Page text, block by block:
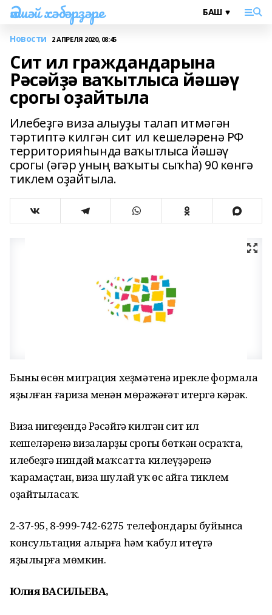
Әлшәй хәбәрҙәре
Новости 2 АПРЕЛЯ 2020, 08:45
Сит ил граждандарына
Рәсәйҙә ваҡытлыса йәшәү
срогы оҙайтыла
Илебеҙгә виза алыуҙы талап итмәгән
тәртиптә килгән сит ил кешеләренә РФ
территорияһында ваҡытлыса йәшәү
срогы (әгәр уның ваҡыты сыҡһа) 90 көнгә
тиклем оҙайтыла.
Бының өсөн миграция хеҙмәтенә ирекле формала
яҙылған ғариза менән мөрәжәғәт итергә кәрәк.
Виза нигеҙендә Рәсәйгә килгән сит ил
кешеләренә визаларҙың срогы бөткән осраҡта,
илебеҙгә ниндәй маҡсатта килеүҙәренә
ҡарамаҫтан, виза шулай уҡ өс айға тиклем
оҙайтыласаҡ.
2-37-95, 8-999-742-6275 телефондары буйынса
консультация алырға һәм ҡабул итеүгә
яҙылырға мөмкин.
Юлия ВАСИЛЬЕВА,